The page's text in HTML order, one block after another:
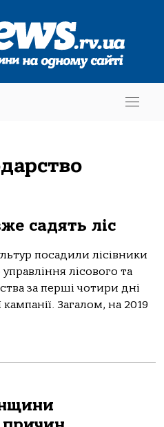
садять ліс
посадили лісівники
лісового та
за перші чотири дні
Загалом, на 2019